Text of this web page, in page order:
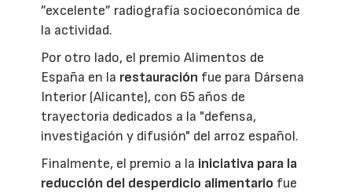
”excelente” radiografía socioeconómica de
la actividad.
Por otro lado, el premio Alimentos de
España en la restauración fue para Dársena
Interior (Alicante), con 65 años de
trayectoria dedicados a la "defensa,
investigación y difusión" del arroz español.
Finalmente, el premio a la iniciativa para la
reducción del desperdicio alimentario fue